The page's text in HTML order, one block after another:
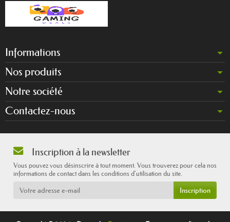
Informations
Nos produits
Notre société
Contactez-nous
Inscription à la newsletter
Vous pouvez vous désinscrire à tout moment. Vous trouverez pour cela nos
informations de contact dans les conditions d'utilisation du site.